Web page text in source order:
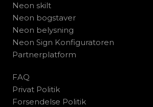
Neon skilt
Neon bogstaver
Neon belysning
Neon Sign Konfiguratoren
Partnerplatform
FAQ
Privat Politik
Forsendelse Politik